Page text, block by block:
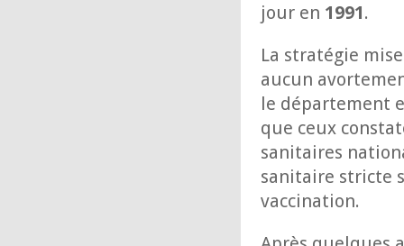
jour en 1991.
La stratégie
aucun
le département
que ceux
sanitaires
sanitaire stricte
vaccination.